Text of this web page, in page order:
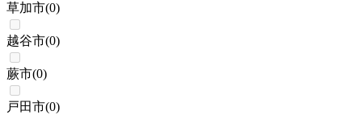
草加市(0)
越谷市(0)
蕨市(0)
戸田市(0)